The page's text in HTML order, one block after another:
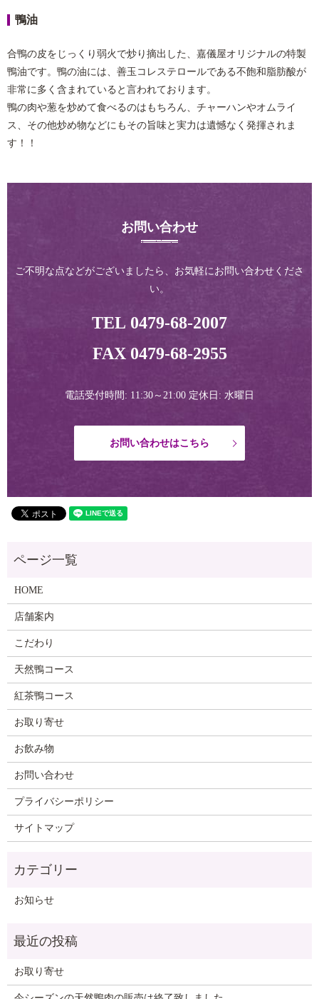
鴨油
合鴨の皮をじっくり弱火で炒り摘出した、嘉儀屋オリジナルの特製
鴨油です。鴨の油には、善玉コレステロールである不飽和脂肪酸が
非常に多く含まれていると言われております。
鴨の肉や葱を炒めて食べるのはもちろん、チャーハンやオムライ
ス、その他炒め物などにもその旨味と実力は遺憾なく発揮されま
す！！
お問い合わせ
ご不明な点などがございましたら、お気軽にお問い合わせくださ
い。
TEL 0479-68-2007
FAX 0479-68-2955
電話受付時間: 11:30～21:00 定休日: 水曜日
お問い合わせはこちら
HOME
店舗案内
こだわり
天然鴨コース
紅茶鴨コース
お取り寄せ
お飲み物
お問い合わせ
プライバシーポリシー
サイトマップ
お知らせ
お取り寄せ